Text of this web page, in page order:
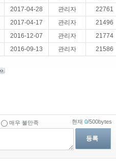
2017-04-28 관리자
22761
2017-04-17 관리자
21496
2016-12-07 관리자
21774
2016-09-13 관리자 21586
매우 불만족
등록
현재 0/500bytes